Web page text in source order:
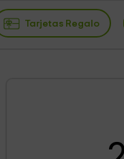
Tarjetas Regalo